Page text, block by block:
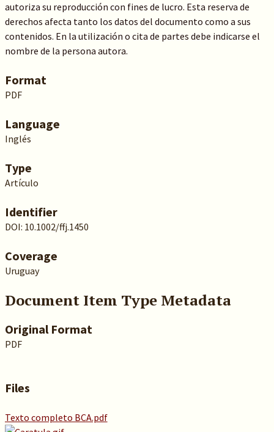
autoriza su reproducción con fines de lucro. Esta reserva de
derechos afecta tanto los datos del documento como a sus
contenidos. En la utilización o cita de partes debe indicarse el
nombre de la persona autora.
Format
PDF
Language
Inglés
Type
Artículo
Identifier
DOI: 10.1002/ffj.1450
Coverage
Uruguay
Document Item Type Metadata
Original Format
PDF
Files
Texto completo BCA.pdf